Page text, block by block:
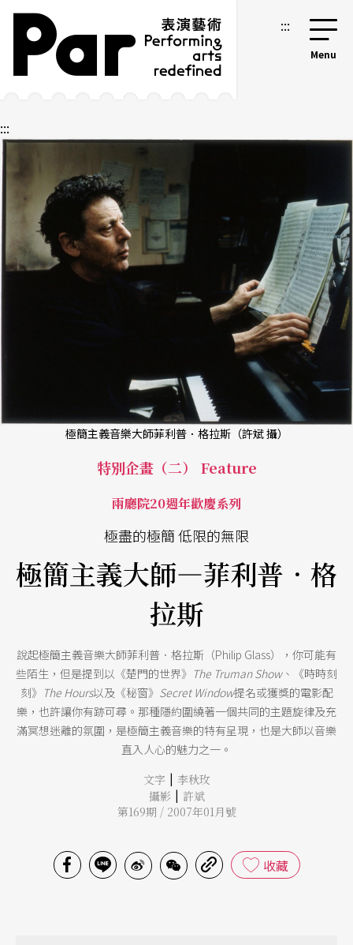
跳到主要內容區塊
網站導覽 :::
:::
極簡主義音樂大師菲利普．格拉斯（許斌 攝）
特別企畫（二） Feature
兩廳院20週年歡慶系列
極盡的極簡 低限的無限
極簡主義大師—菲利普．格
拉斯
說起極簡主義音樂大師菲利普．格拉斯（Philip Glass），你可能有
些陌生，但是提到以《楚門的世界》 The Truman Show、《時時刻
刻》 The Hours以及《秘窗》 Secret Window提名或獲獎的電影配
樂，也許讓你有跡可尋。那種隱約圍繞著一個共同的主題旋律及充
滿冥想迷離的氛圍，是極簡主義音樂的特有呈現，也是大師以音樂
直入人心的魅力之一。
文字 | 李秋玫
攝影 | 許斌
第169期 / 2007年01月號
收藏